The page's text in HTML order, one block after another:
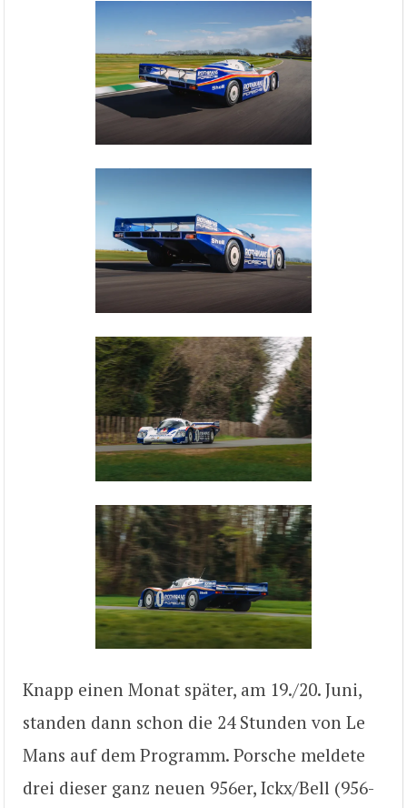
Knapp einen Monat später, am 19./20. Juni,
standen dann schon die 24 Stunden von Le
Mans auf dem Programm. Porsche meldete
drei dieser ganz neuen 956er, Ickx/Bell (956-